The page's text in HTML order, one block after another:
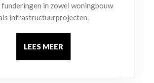
in zowel woningbouw
infrastructuurprojecten.
LEES MEER